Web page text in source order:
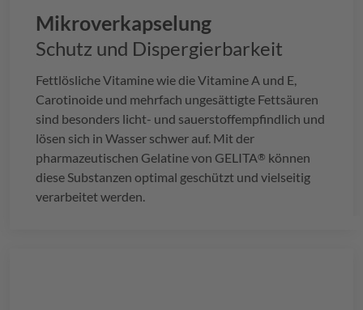
Mikroverkapselung
Schutz und Dispergierbarkeit
Fettlösliche Vitamine wie die Vitamine A und E,
Carotinoide und mehrfach ungesättigte Fettsäuren
sind besonders licht- und sauerstoffempfindlich und
lösen sich in Wasser schwer auf. Mit der
pharmazeutischen Gelatine von GELITA® können
diese Substanzen optimal geschützt und vielseitig
verarbeitet werden.